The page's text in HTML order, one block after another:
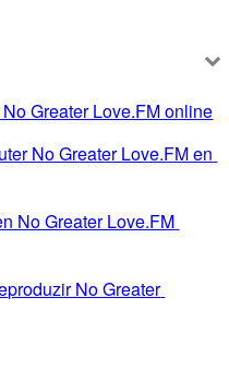
Greater Love.FM online
No Greater Love.FM en
No Greater Love.FM
No Greater